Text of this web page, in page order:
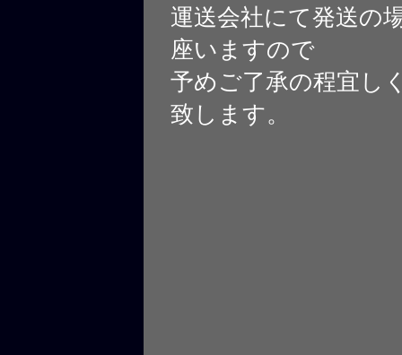
運送会社にて発送の
座いますので
予めご了承の程宜し
致します。